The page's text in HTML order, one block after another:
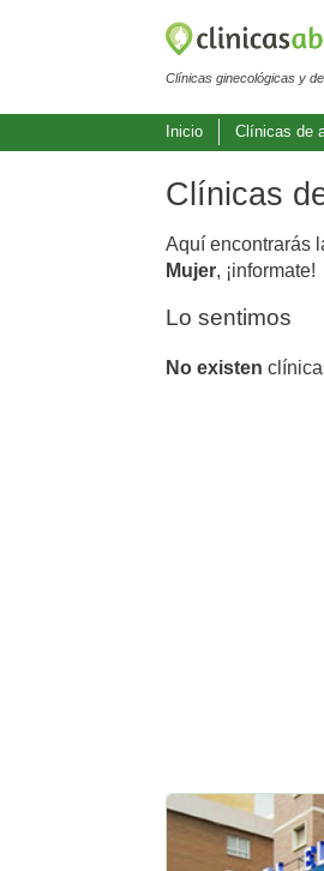
Clínicas ginecológicas y
Inicio Clínicas de
Clínicas
Aquí encontrarás
Mujer, ¡informate!
Lo sentimos
No existen